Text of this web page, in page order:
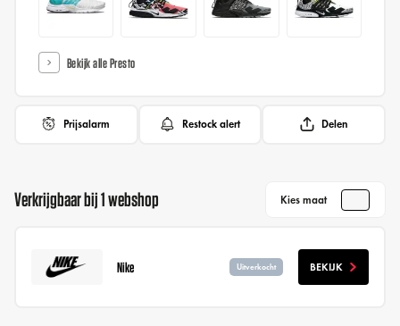
Bekijk alle Presto
Prijsalarm Restock alert Delen
Verkrijgbaar bij 1 webshop Kies maat
Nike Uitverkocht BEKIJK